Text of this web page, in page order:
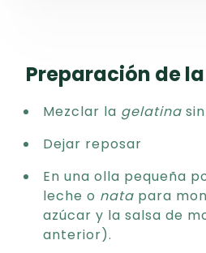
Preparación de
Mezclar la gelatina
Dejar reposar
En una olla pequeña
leche o nata para
azúcar y la salsa de
anterior).